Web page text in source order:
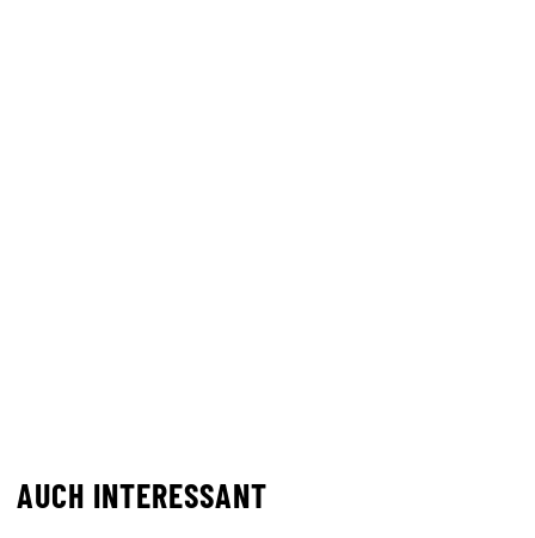
AUCH INTERESSANT